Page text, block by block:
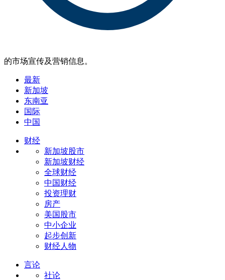
的市场宣传及营销信息。
最新
新加坡
东南亚
国际
中国
财经
新加坡股市
新加坡财经
全球财经
中国财经
投资理财
房产
美国股市
中小企业
起步创新
财经人物
言论
社论